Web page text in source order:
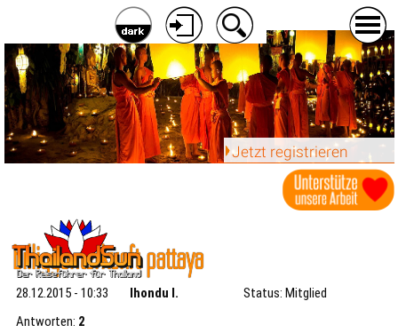
Jetzt registrieren
billiggunterkunft pattaya
28.12.2015 - 10:33 lhondu l.
Status: Mitglied
Antworten: 2